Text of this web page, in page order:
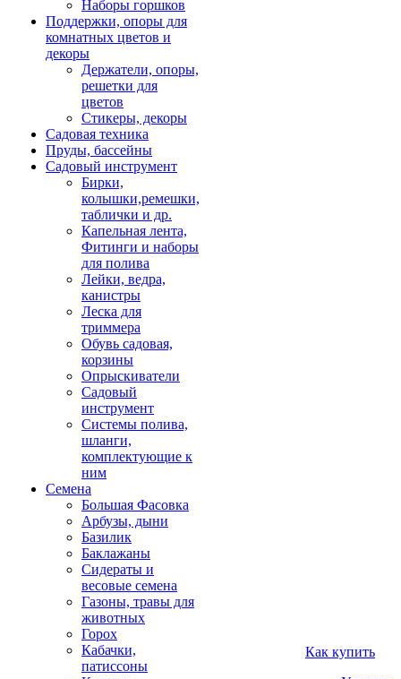
Наборы горшков
Поддержки, опоры для
комнатных цветов и
декоры
Держатели, опоры,
решетки для
цветов
Стикеры, декоры
Садовая техника
Пруды, бассейны
Садовый инструмент
Бирки,
колышки,ремешки,
таблички и др.
Капельная лента,
Фитинги и наборы
для полива
Лейки, ведра,
канистры
Леска для
триммера
Обувь садовая,
корзины
Опрыскиватели
Садовый
инструмент
Системы полива,
шланги,
комплектующие к
ним
Семена
Большая Фасовка
Арбузы, дыни
Базилик
Баклажаны
Сидераты и
весовые семена
Газоны, травы для
животных
Горох
Кабачки,
патиссоны
Как купить